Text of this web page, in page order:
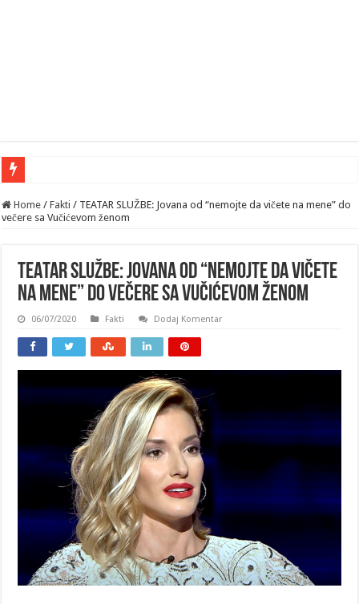
Home / Fakti / TEATAR SLUŽBE: Jovana od “nemojte da vičete na mene” do
večere sa Vučićevom ženom
TEATAR SLUŽBE: Jovana od “nemojte da vičete
na mene” do večere sa Vučićevom ženom
06/07/2020 Fakti Dodaj Komentar